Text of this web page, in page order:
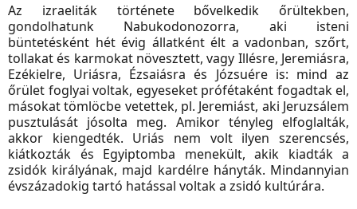
Az izraeliták története bővelkedik őrültekben,
gondolhatunk Nabukodonozorra, aki isteni
büntetésként hét évig állatként élt a vadonban, szőrt,
tollakat és karmokat növesztett, vagy Illésre, Jeremiásra,
Ezékielre, Uriásra, Ézsaiásra és Józsuére is: mind az
őrület foglyai voltak, egyeseket prófétaként fogadtak el,
másokat tömlöcbe vetettek, pl. Jeremiást, aki Jeruzsálem
pusztulását jósolta meg. Amikor tényleg elfoglalták,
akkor kiengedték. Uriás nem volt ilyen szerencsés,
kiátkozták és Egyiptomba menekült, akik kiadták a
zsidók királyának, majd kardélre hányták. Mindannyian
évszázadokig tartó hatással voltak a zsidó kultúrára.